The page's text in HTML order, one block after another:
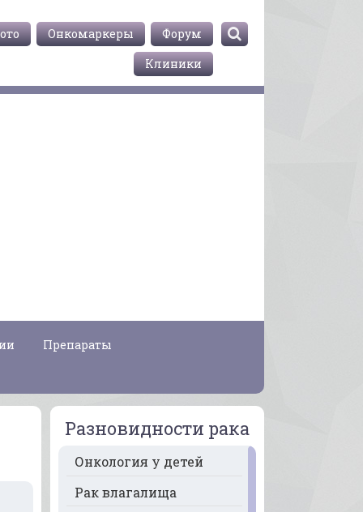
Форум
Онкомаркеры
Клиники
Препараты
Разновидности рака
Онкология у детей
Рак влагалища